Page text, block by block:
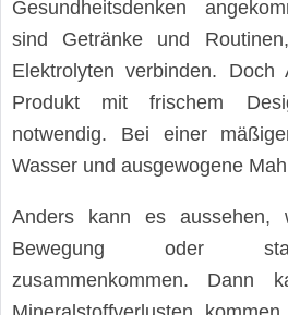
Gesundheitsdenken
sind Getränke und
Elektrolyten verbinden. Doch
Produkt mit frischem
notwendig. Bei einer
Wasser und ausgewogene
Anders kann es aussehen,
Bewegung oder
zusammenkommen.